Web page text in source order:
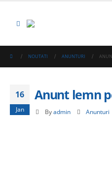
NOUTATI ANUNTURI
16
Jan
Anunt lemn
By admin Anunturi